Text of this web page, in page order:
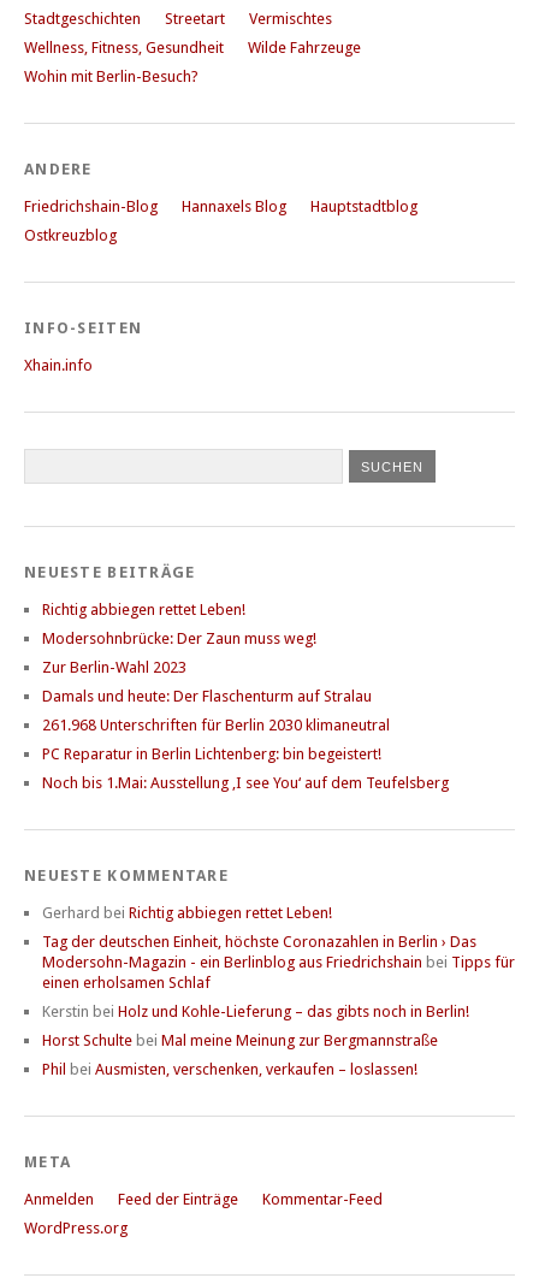
Stadtgeschichten
Streetart
Vermischtes
Wellness, Fitness, Gesundheit
Wilde Fahrzeuge
Wohin mit Berlin-Besuch?
ANDERE
Friedrichshain-Blog Hannaxels Blog
Hauptstadtblog
Ostkreuzblog
INFO-SEITEN
Xhain.info
NEUESTE BEITRÄGE
Richtig abbiegen rettet Leben!
Modersohnbrücke: Der Zaun muss weg!
Zur Berlin-Wahl 2023
Damals und heute: Der Flaschenturm auf Stralau
261.968 Unterschriften für Berlin 2030 klimaneutral
PC Reparatur in Berlin Lichtenberg: bin begeistert!
Noch bis 1.Mai: Ausstellung ‚I see You‘ auf dem Teufelsberg
NEUESTE KOMMENTARE
Gerhard bei Richtig abbiegen rettet Leben!
Tag der deutschen Einheit, höchste Coronazahlen in Berlin › Das
Modersohn-Magazin - ein Berlinblog aus Friedrichshain bei Tipps für
einen erholsamen Schlaf
Kerstin bei Holz und Kohle-Lieferung – das gibts noch in Berlin!
Horst Schulte bei Mal meine Meinung zur Bergmannstraße
Phil bei Ausmisten, verschenken, verkaufen – loslassen!
META
Anmelden Feed der Einträge
Kommentar-Feed
WordPress.org